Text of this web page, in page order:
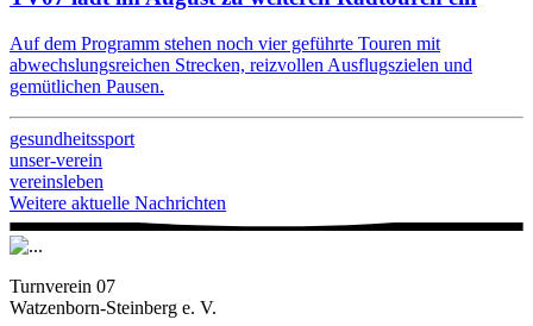
Auf dem Programm stehen noch vier geführte Touren mit
abwechslungsreichen Strecken, reizvollen Ausflugszielen und
gemütlichen Pausen.
gesundheitssport
unser-verein
vereinsleben
Weitere aktuelle Nachrichten
Turnverein 07
Watzenborn-Steinberg e. V.